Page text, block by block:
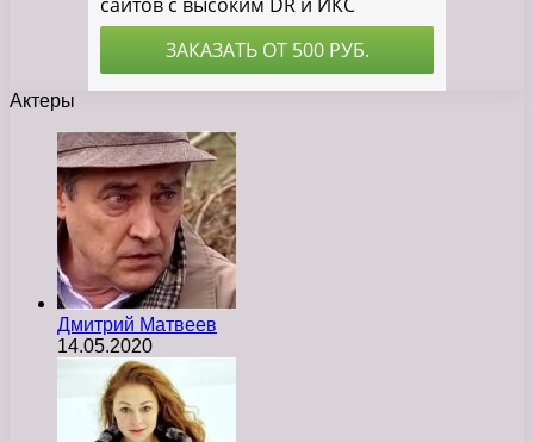
Актеры
Дмитрий Матвеев
14.05.2020